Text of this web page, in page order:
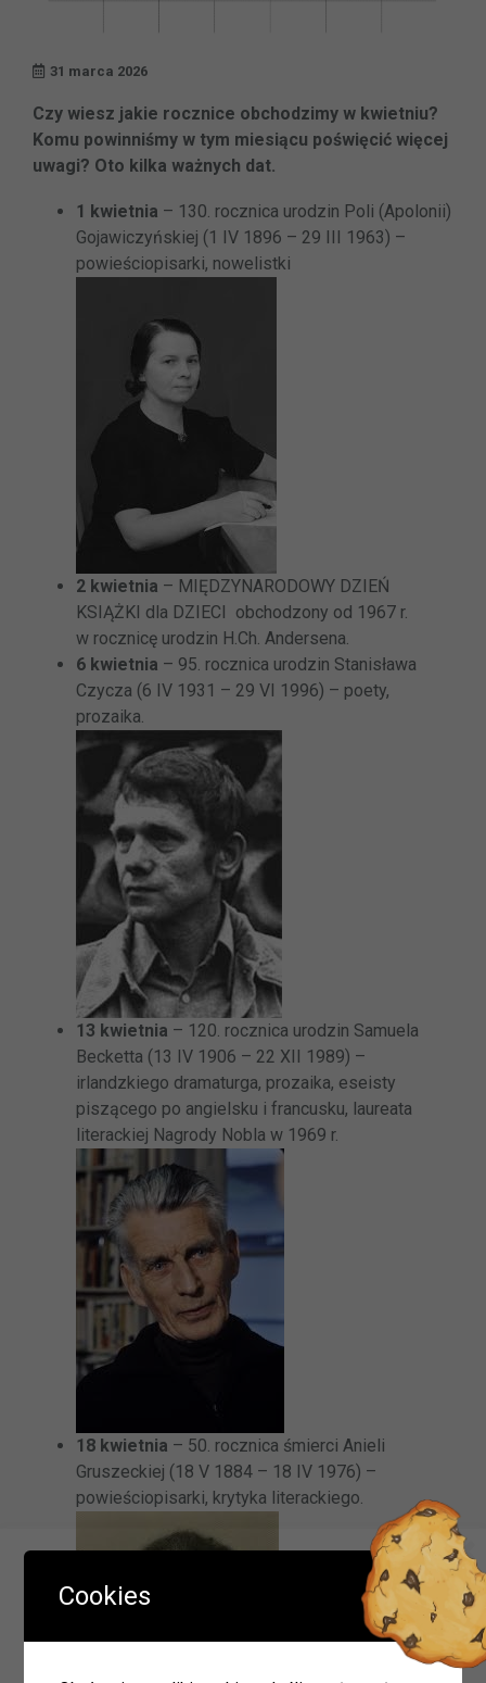
31 marca 2026
Czy wiesz jakie rocznice obchodzimy w kwietniu?
Komu powinniśmy w tym miesiącu poświęcić więcej
uwagi? Oto kilka ważnych dat.
1 kwietnia – 130. rocznica urodzin Poli (Apolonii)
Gojawiczyńskiej (1 IV 1896 – 29 III 1963) –
powieściopisarki, nowelistki
2 kwietnia – MIĘDZYNARODOWY DZIEŃ
KSIĄŻKI dla DZIECI obchodzony od 1967 r.
w rocznicę urodzin H.Ch. Andersena.
6 kwietnia – 95. rocznica urodzin Stanisława
Czycza (6 IV 1931 – 29 VI 1996) – poety,
prozaika.
13 kwietnia – 120. rocznica urodzin Samuela
Becketta (13 IV 1906 – 22 XII 1989) –
irlandzkiego dramaturga, prozaika, eseisty
piszącego po angielsku i francusku, laureata
literackiej Nagrody Nobla w 1969 r.
18 kwietnia – 50. rocznica śmierci Anieli
Gruszeckiej (18 V 1884 – 18 IV 1976) –
powieściopisarki, krytyka literackiego.
W okresie wakacji biblioteki w Olszynie i w Hadrze oraz
Cookies